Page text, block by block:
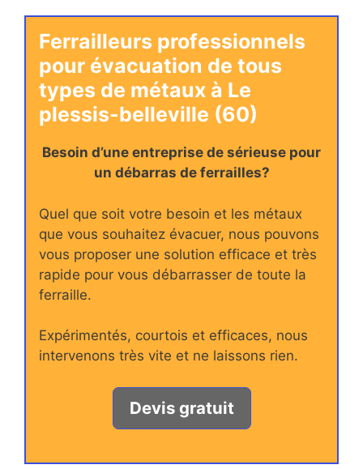
Ferrailleurs professionnels
pour évacuation de tous
types de métaux à Le
plessis-belleville (60)
Besoin d’une entreprise de sérieuse pour
un débarras de ferrailles?
Quel que soit votre besoin et les métaux
que vous souhaitez évacuer, nous pouvons
vous proposer une solution efficace et très
rapide pour vous débarrasser de toute la
ferraille.
Expérimentés, courtois et efficaces, nous
intervenons très vite et ne laissons rien.
Devis gratuit